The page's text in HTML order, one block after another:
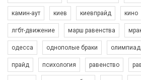
6/30/2017
Емоційний та вражаючий промо-ролік
представляє програму "Гей-альянс
камин-аут киев киевпрайд кино
лгбт-движение марш равенства
одесса однополые браки
прайд психология равенство